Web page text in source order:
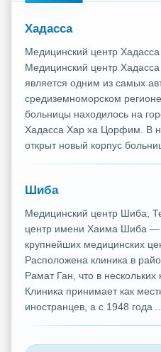
Хадасса
Медицинский центр
Медицинский центр
является одним из самых
средиземноморском
больницы находилось на
Хадасса Хар ха Цорфим. В
открыт новый корпус
Шиба
Медицинский центр Шиба,
центр имени Хаима Шиба —
крупнейших медицинских
Расположена клиника в
Рамат Ган, что в нескольких
Клиника принимает как
иностранцев, а с 1948 года ...